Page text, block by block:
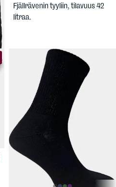
Fjällrävenin tyyliin, tilavuus 42
litraa.